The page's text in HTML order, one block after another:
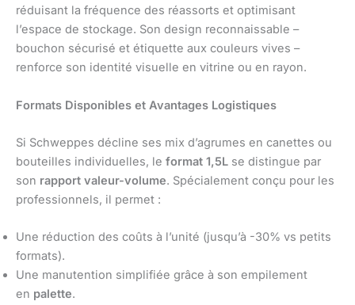
réduisant la fréquence des réassorts et optimisant
l’espace de stockage. Son design reconnaissable –
bouchon sécurisé et étiquette aux couleurs vives –
renforce son identité visuelle en vitrine ou en rayon.
Formats Disponibles et Avantages Logistiques
Si Schweppes décline ses mix d’agrumes en canettes ou
bouteilles individuelles, le format 1,5L se distingue par
son rapport valeur-volume. Spécialement conçu pour les
professionnels, il permet :
Une réduction des coûts à l’unité (jusqu’à -30% vs petits
formats).
Une manutention simplifiée grâce à son empilement
en palette.